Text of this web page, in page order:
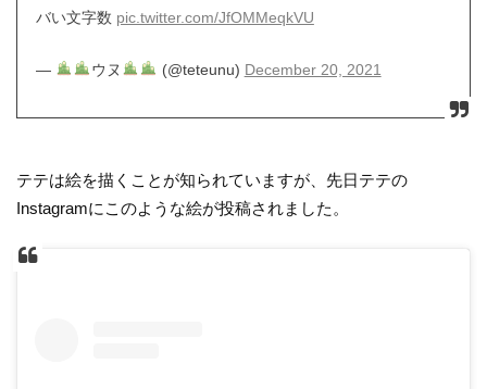
バい文字数 pic.twitter.com/JfOMMeqkVU
— ウヌ (@teteunu) December 20, 2021
テテは絵を描くことが知られていますが、先日テテの
Instagramにこのような絵が投稿されました。